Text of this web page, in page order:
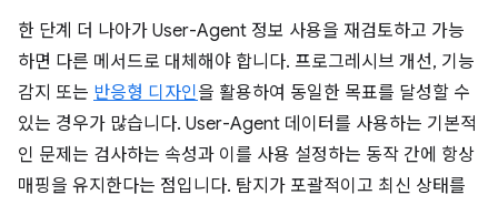
한 단계 더 나아가 User-Agent 정보 사용을 재검토하고 가능
하면 다른 메서드로 대체해야 합니다. 프로그레시브 개선, 기능
감지 또는 반응형 디자인을 활용하여 동일한 목표를 달성할 수
있는 경우가 많습니다. User-Agent 데이터를 사용하는 기본적
인 문제는 검사하는 속성과 이를 사용 설정하는 동작 간에 항상
매핑을 유지한다는 점입니다. 탐지가 포괄적이고 최신 상태를